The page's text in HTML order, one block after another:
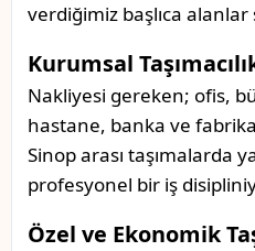
verdiğimiz başlıca alanlar
Kurumsal
Nakliyesi gereken; ofis,
hastane, banka ve fabrika
Sinop arası taşımalarda
profesyonel bir iş
Özel ve Ekonomik